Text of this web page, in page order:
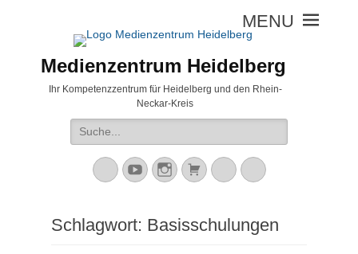
Medienzentrum Heidelberg
Ihr Kompetenzzentrum für Heidelberg und den Rhein-
Neckar-Kreis
Suche
nach:
Mastodon
YouTubeInstagramWarenkorb
CloudPeertube
Schlagwort: Basisschulungen